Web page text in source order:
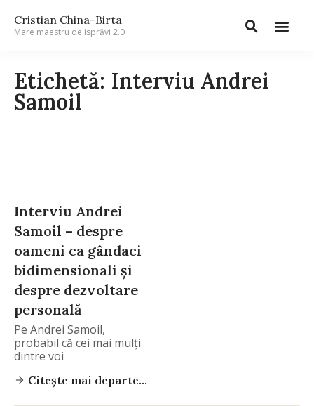
Cristian China-Birta
Mare maestru de isprăvi 2.0
Etichetă: Interviu Andrei
Samoil
Interviu Andrei
Samoil – despre
oameni ca gândaci
bidimensionali şi
despre dezvoltare
personală
Pe Andrei Samoil,
probabil că cei mai mulţi
dintre voi
Citește mai departe...